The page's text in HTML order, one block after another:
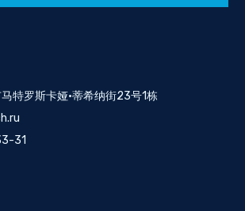
特罗斯卡娅·蒂希纳街23号1栋
31